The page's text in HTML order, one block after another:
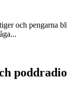
och pengarna
poddradio